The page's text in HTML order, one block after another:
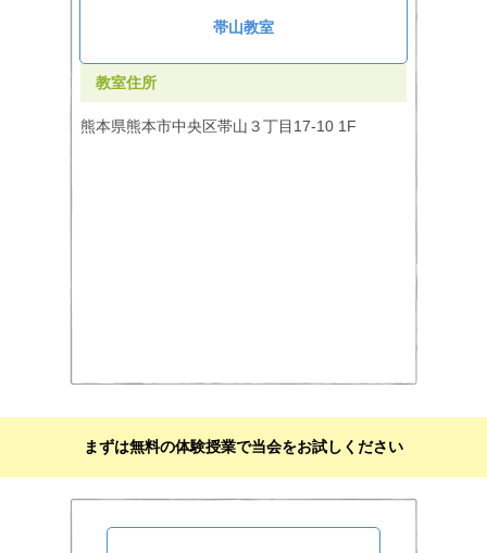
帯山教室
教室住所
熊本県熊本市中央区帯山３丁目17-10 1F
まずは無料の体験授業で当会をお試しください